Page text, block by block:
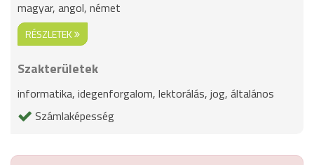
magyar, angol, német
RÉSZLETEK
Szakterületek
informatika, idegenforgalom, lektorálás, jog, általános
Számlaképesség